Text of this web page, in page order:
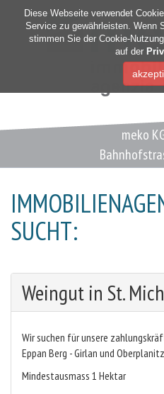
meko
SUCHT:
Weingut in St.
Wir suchen für unsere
Eppan Berg - Girlan und
Mindestausmass 1 Hektar
Diese Webseite verwendet
Service zu gewährleisten. Wenn
stimmen Sie der Cookie-
auf der